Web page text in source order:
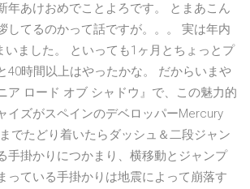
年あけおめでことよろです。 とまあこん
してるのかって話ですが。。。 実は年内
いました。 といっても1ヶ月とちょっとプ
40時間以上はやったかな。 だからいまや
ア ロード オブ シャドウ』で、この魅力的
イズがスペインのデベロッパーMercury
でたどり着いたらダッシュ＆二段ジャン
手掛かりにつかまり、横移動とジャンプ
っている手掛かりは地震によって崩落す